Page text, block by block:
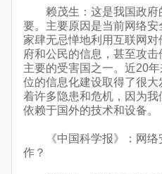
赖茂生：这是我国政府
要。主要原因是当前网络
家肆无忌惮地利用互联网
府和公民的信息，甚至攻
主要的受害国之一。近20
位的信息化建设取得了很
着许多隐患和危机，因为
依赖于国外的技术和设备。
《中国科学报》：网络
作？